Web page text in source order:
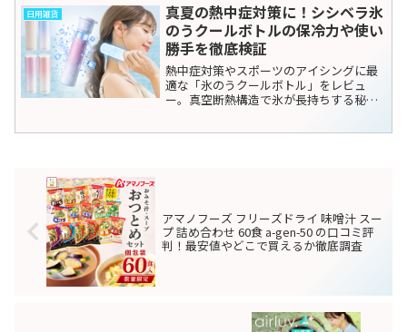
日用雑貨
真夏の熱中症対策に！シシベラ氷
のうクールボトルの保冷力や使い
勝手を徹底検証
熱中症対策やスポーツのアイシングに最
適な「氷のうクールボトル」をレビュ
ー。真空断熱構造で氷が長持ちする秘密
アマノフーズ フリーズドライ 味噌汁 スー
プ 詰め合わせ 60食 a-gen-50 の口コミ評
判！最安値やどこで買えるか徹底調査